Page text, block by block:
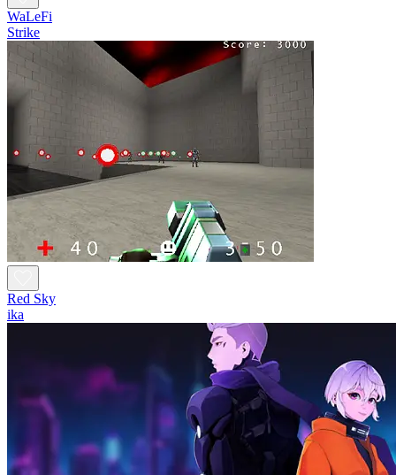
WaLeFi
Strike
Red Sky
ika